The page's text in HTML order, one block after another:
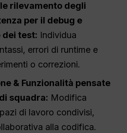
rilevamento degli
per il debug e
dei test: Individua
errori di runtime e
o correzioni.
& Funzionalità pensate
squadra: Modifica
di lavoro condivisi,
alla codifica.